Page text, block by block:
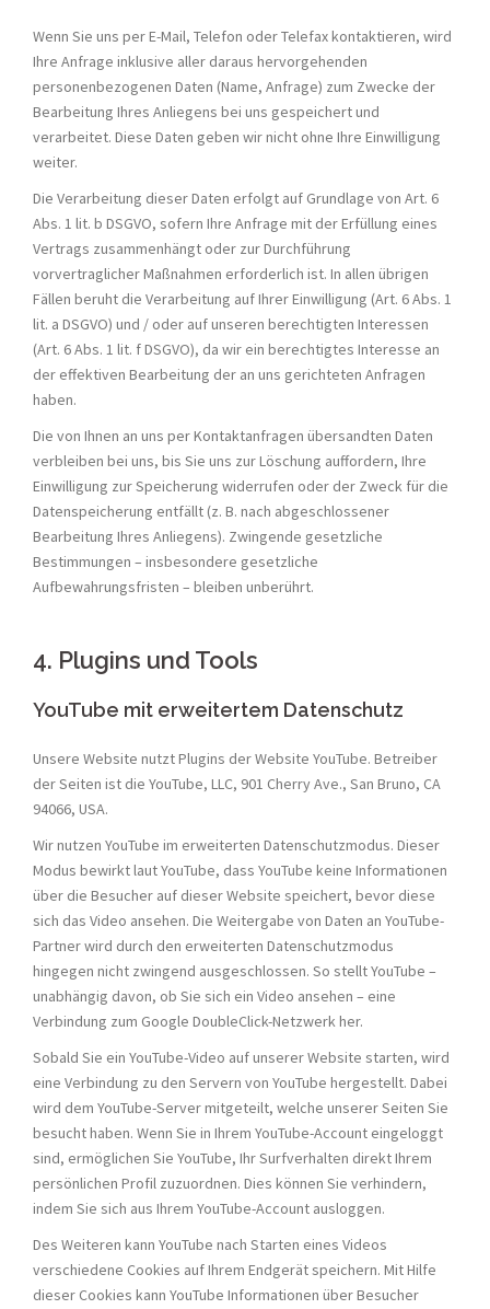
Wenn Sie uns per E-Mail, Telefon oder Telefax kontaktieren, wird
Ihre Anfrage inklusive aller daraus hervorgehenden
personenbezogenen Daten (Name, Anfrage) zum Zwecke der
Bearbeitung Ihres Anliegens bei uns gespeichert und
verarbeitet. Diese Daten geben wir nicht ohne Ihre Einwilligung
weiter.
Die Verarbeitung dieser Daten erfolgt auf Grundlage von Art. 6
Abs. 1 lit. b DSGVO, sofern Ihre Anfrage mit der Erfüllung eines
Vertrags zusammenhängt oder zur Durchführung
vorvertraglicher Maßnahmen erforderlich ist. In allen übrigen
Fällen beruht die Verarbeitung auf Ihrer Einwilligung (Art. 6 Abs. 1
lit. a DSGVO) und / oder auf unseren berechtigten Interessen
(Art. 6 Abs. 1 lit. f DSGVO), da wir ein berechtigtes Interesse an
der effektiven Bearbeitung der an uns gerichteten Anfragen
haben.
Die von Ihnen an uns per Kontaktanfragen übersandten Daten
verbleiben bei uns, bis Sie uns zur Löschung auffordern, Ihre
Einwilligung zur Speicherung widerrufen oder der Zweck für die
Datenspeicherung entfällt (z. B. nach abgeschlossener
Bearbeitung Ihres Anliegens). Zwingende gesetzliche
Bestimmungen – insbesondere gesetzliche
Aufbewahrungsfristen – bleiben unberührt.
4. Plugins und Tools
YouTube mit erweitertem Datenschutz
Unsere Website nutzt Plugins der Website YouTube. Betreiber
der Seiten ist die YouTube, LLC, 901 Cherry Ave., San Bruno, CA
94066, USA.
Wir nutzen YouTube im erweiterten Datenschutzmodus. Dieser
Modus bewirkt laut YouTube, dass YouTube keine Informationen
über die Besucher auf dieser Website speichert, bevor diese
sich das Video ansehen. Die Weitergabe von Daten an YouTube-
Partner wird durch den erweiterten Datenschutzmodus
hingegen nicht zwingend ausgeschlossen. So stellt YouTube –
unabhängig davon, ob Sie sich ein Video ansehen – eine
Verbindung zum Google DoubleClick-Netzwerk her.
Sobald Sie ein YouTube-Video auf unserer Website starten, wird
eine Verbindung zu den Servern von YouTube hergestellt. Dabei
wird dem YouTube-Server mitgeteilt, welche unserer Seiten Sie
besucht haben. Wenn Sie in Ihrem YouTube-Account eingeloggt
sind, ermöglichen Sie YouTube, Ihr Surfverhalten direkt Ihrem
persönlichen Profil zuzuordnen. Dies können Sie verhindern,
indem Sie sich aus Ihrem YouTube-Account ausloggen.
Des Weiteren kann YouTube nach Starten eines Videos
verschiedene Cookies auf Ihrem Endgerät speichern. Mit Hilfe
dieser Cookies kann YouTube Informationen über Besucher